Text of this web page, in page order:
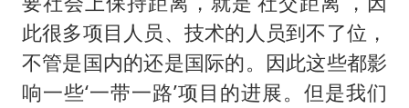
此很多项目人员、技术的人员到不了位，
不管是国内的还是国际的。因此这些都影
响一些‘一带一路’项目的进展。但是我们